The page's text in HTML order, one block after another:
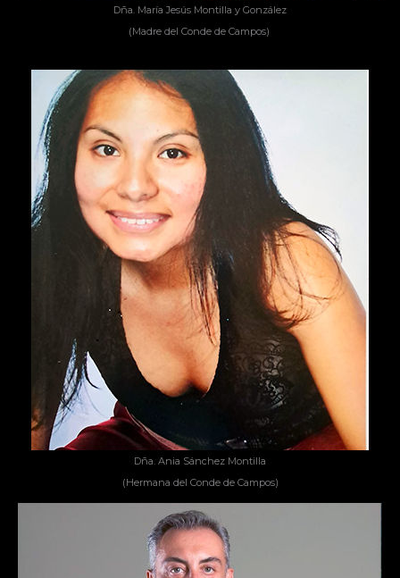
Dña. María Jesús Montilla y González
(Madre del Conde de Campos)
Dña. Ania Sánchez Montilla
(Hermana del Conde de Campos)